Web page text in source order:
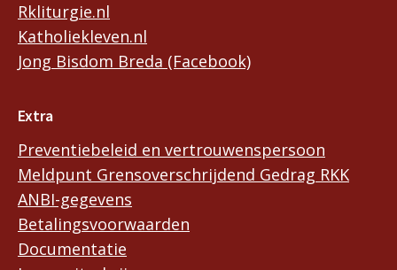
Rkliturgie.nl
Katholiekleven.nl
Jong Bisdom Breda (Facebook)
Extra
Preventiebeleid en vertrouwenspersoon
Meldpunt Grensoverschrijdend Gedrag RKK
ANBI-gegevens
Betalingsvoorwaarden
Documentatie